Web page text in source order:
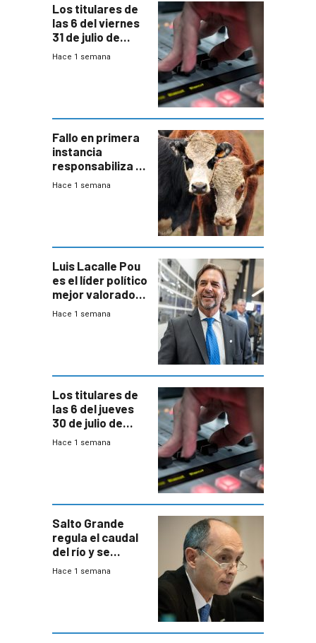
Los titulares de
las 6 del viernes
31 de julio de
2026
Hace 1 semana
Fallo en primera
instancia
responsabiliza al
Estado por falta
Hace 1 semana
Luis Lacalle Pou
es el líder político
mejor valorado
del país, según
Hace 1 semana
Los titulares de
las 6 del jueves
30 de julio de
2026
Hace 1 semana
Salto Grande
regula el caudal
del río y se
prepara para un
Hace 1 semana